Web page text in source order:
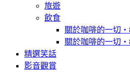
旅遊
飲食
關於咖啡的一切
關於咖啡的一切
精選笑話
影音觀賞